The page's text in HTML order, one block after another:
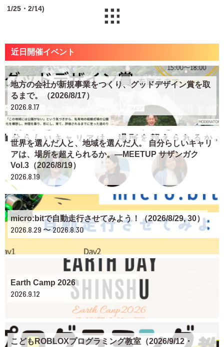
1/25・2/14)
近日開催イベント
地方の会社が新規事業をつくり、グッドデザイン賞を取
るまで。（2026/8/17）
2026.8.17
世界を選んだ人と、地域を選んだ人。 自分らしいキャリ
アは、場所を超えられるか。―MEETUP サザンガク
Vol.3（2026/8/19）
2026.8.19
micro:bitで自動走行させてみよう！（2026/8/29, 30）
2026.8.29 〜 2026.8.30
Earth Camp 2026
2026.9.12
こどもROBLOXプログラミング教室（2026/9/12・